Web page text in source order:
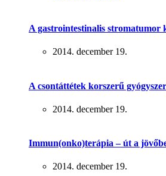
A gastrointestinalis stromatumor
2014. december 19.
A csontáttétek korszerű
2014. december 19.
Immun(onko)terápia – út a
2014. december 19.